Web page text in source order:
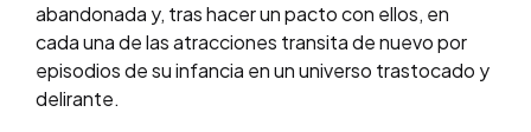
abandonada y, tras hacer un pacto con ellos, en
cada una de las atracciones transita de nuevo por
episodios de su infancia en un universo trastocado y
delirante.